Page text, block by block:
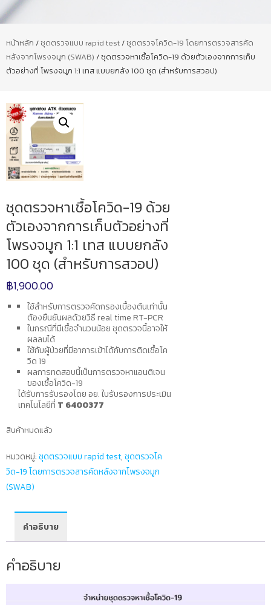
หน้าหลัก /ชุดตรวจแบบ rapid test/ชุดตรวจโควิด-19 โดยการตรวจสารคัด
หลังจากโพรงจมูก (SWAB) / ชุดตรวจหาเชื้อโควิด-19 ด้วยตัวเองจากการเก็บ
ตัวอย่างที่ โพรงจมูก 1:1 เทส แบบยกลัง 100 ชุด (สำหรับการสวอป)
ชุดตรวจหาเชื้อโควิด-19 ด้วย
ตัวเองจากการเก็บตัวอย่างที่
โพรงจมูก 1:1 เทส แบบยกลัง
100 ชุด (สำหรับการสวอป)
฿1,900.00
ใช้สำหรับการตรวจคัดกรองเบื้องต้นเท่านั้น
ต้องยืนยันผลด้วยวิธี real time RT-PCR
ในกรณีที่มีเชื้อจำนวนน้อย ชุดตรวจนี้อาจให้
ผลลบได้
ใช้กับผู้ป่วยที่มีอาการเข้าได้กับการติดเชื้อโค
วิด 19
ผลการทดสอบนี้เป็นการตรวจหาแอนติเจน
ของเชื้อโควิด-19
ได้รับการรับรองโดย อย. ใบรับรองการประเมิน
เทคโนโลยีที่ T 6400377
สินค้าหมดแล้ว
หมวดหมู่:ชุดตรวจแบบ rapid test,ชุดตรวจโค
วิด-19 โดยการตรวจสารคัดหลังจากโพรงจมูก
(SWAB)
คำอธิบาย
คำอธิบาย